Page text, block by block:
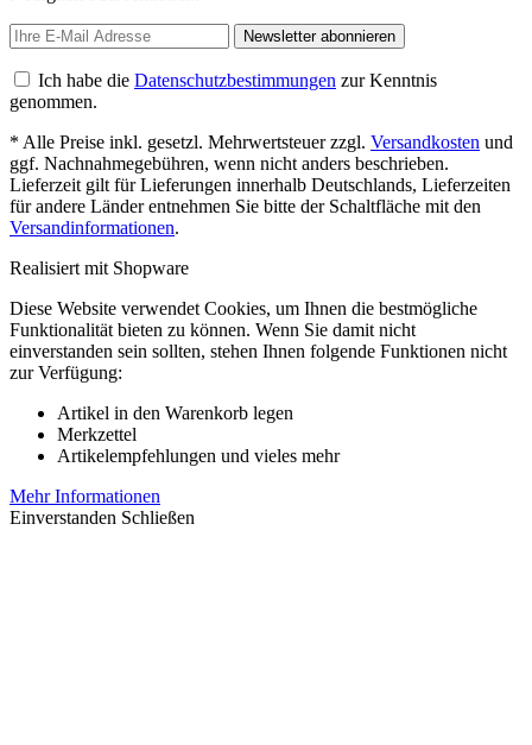
Newsletter abonnieren
Ich habe die Datenschutzbestimmungen zur Kenntnis
genommen.
* Alle Preise inkl. gesetzl. Mehrwertsteuer zzgl. Versandkosten und
ggf. Nachnahmegebühren, wenn nicht anders beschrieben.
Lieferzeit gilt für Lieferungen innerhalb Deutschlands, Lieferzeiten
für andere Länder entnehmen Sie bitte der Schaltfläche mit den
Versandinformationen.
Realisiert mit Shopware
Diese Website verwendet Cookies, um Ihnen die bestmögliche
Funktionalität bieten zu können. Wenn Sie damit nicht
einverstanden sein sollten, stehen Ihnen folgende Funktionen nicht
zur Verfügung:
Artikel in den Warenkorb legen
Merkzettel
Artikelempfehlungen und vieles mehr
Mehr Informationen
Einverstanden Schließen